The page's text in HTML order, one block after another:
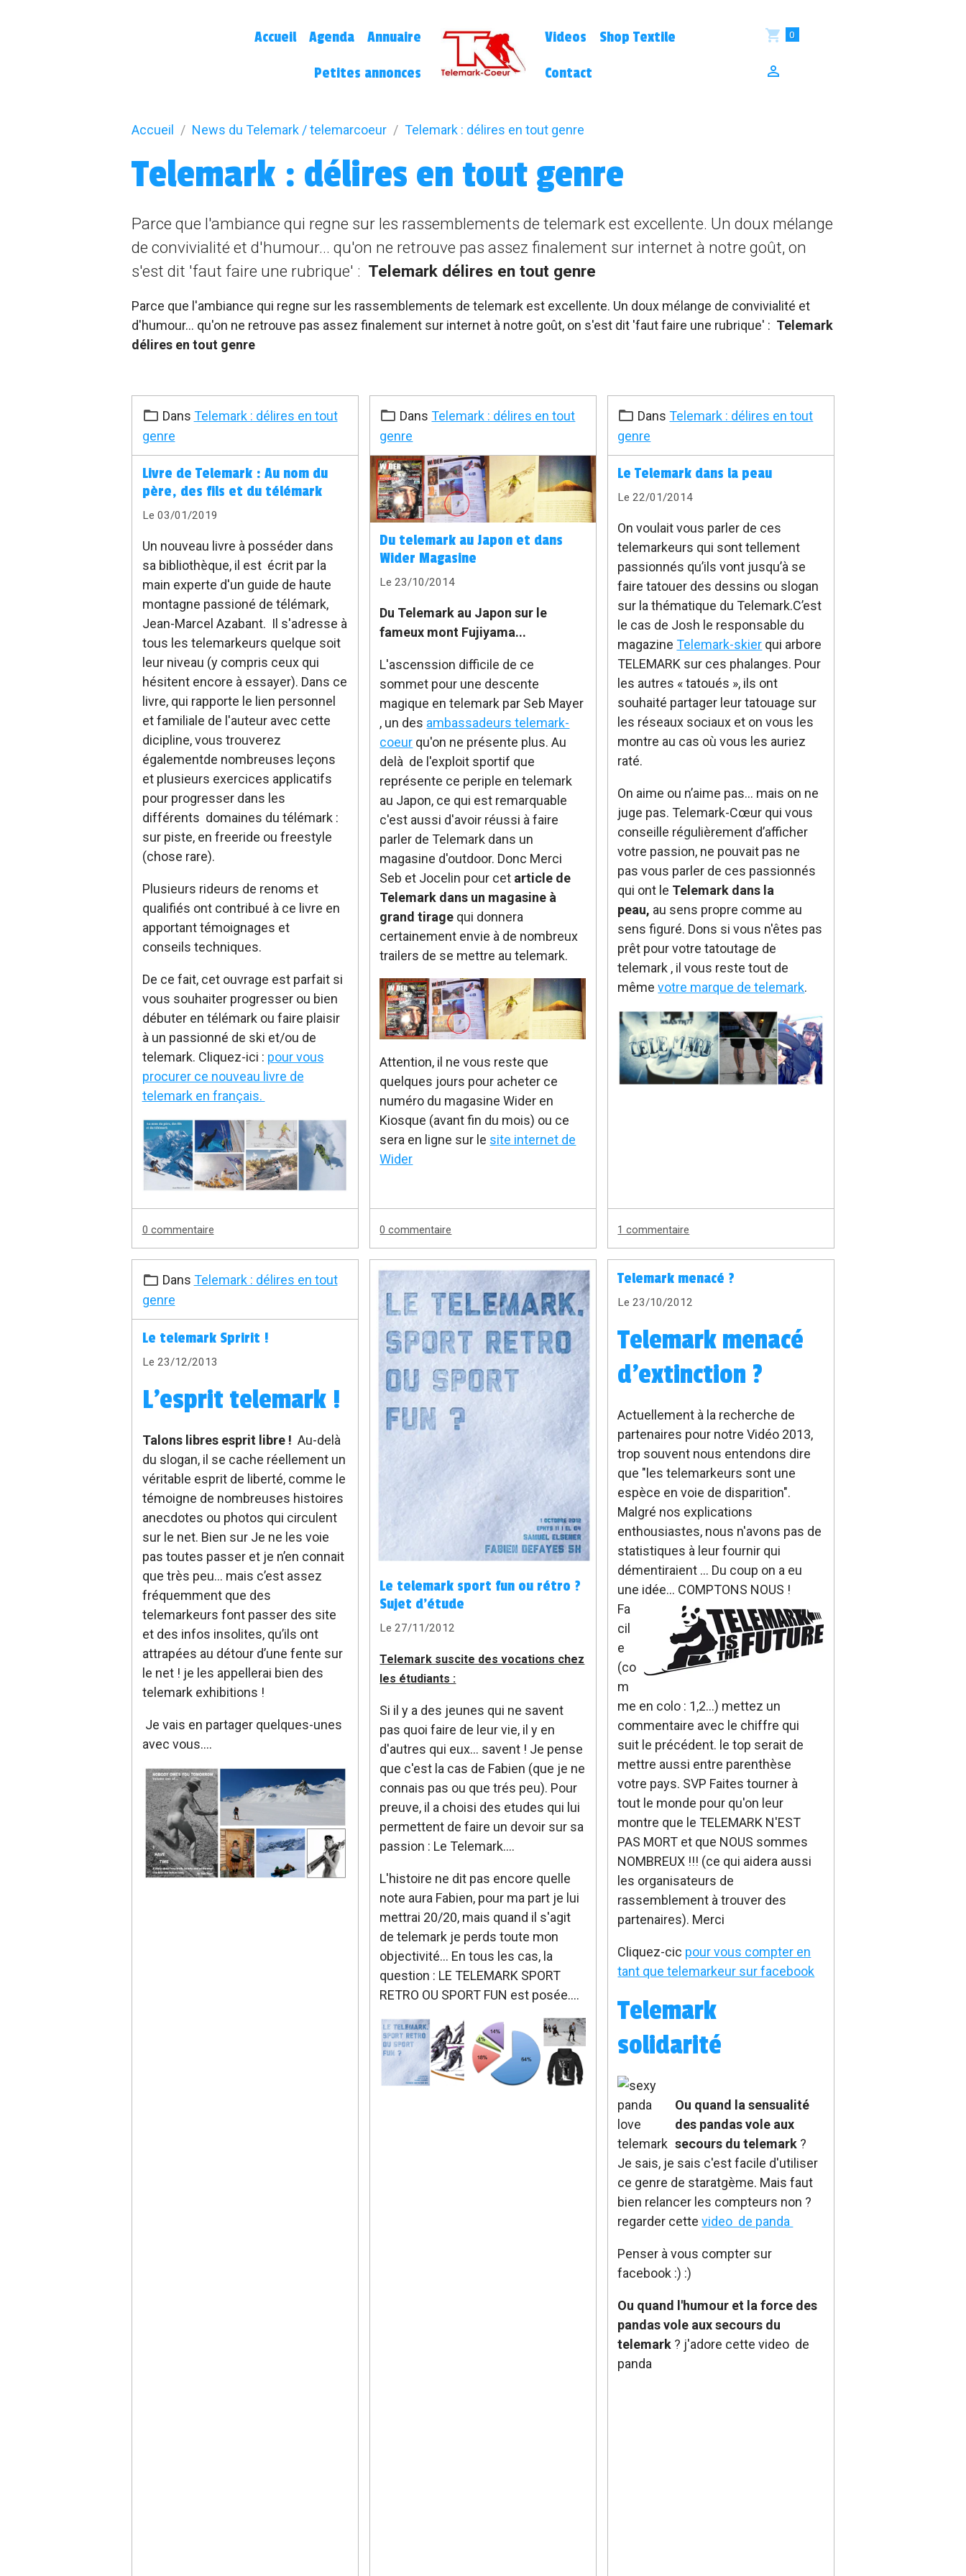
Accueil Agenda Annuaire
Petites annonces
Videos Shop Textile
Contact
0
Accueil News du Telemark / telemarcoeur Telemark : délires en tout genre
Telemark : délires en tout genre
Parce que l'ambiance qui regne sur les rassemblements de telemark est excellente. Un doux mélange
de convivialité et d'humour... qu'on ne retrouve pas assez finalement sur internet à notre goût, on
s'est dit 'faut faire une rubrique' : Telemark délires en tout genre
Parce que l'ambiance qui regne sur les rassemblements de telemark est excellente. Un doux mélange de convivialité et
d'humour... qu'on ne retrouve pas assez finalement sur internet à notre goût, on s'est dit 'faut faire une rubrique' : Telemark
délires en tout genre
Dans Telemark : délires en tout
genre
Livre de Telemark : Au nom du
père, des fils et du télémark
Le 03/01/2019
Un nouveau livre à posséder dans
sa bibliothèque, il est écrit par la
main experte d'un guide de haute
montagne passioné de télémark,
Jean-Marcel Azabant. Il s'adresse à
tous les telemarkeurs quelque soit
leur niveau (y compris ceux qui
hésitent encore à essayer). Dans ce
livre, qui rapporte le lien personnel
et familiale de l'auteur avec cette
dicipline, vous trouverez
égalementde nombreuses leçons
et plusieurs exercices applicatifs
pour progresser dans les
différents domaines du télémark :
sur piste, en freeride ou freestyle
(chose rare).
Plusieurs rideurs de renoms et
qualifiés ont contribué à ce livre en
apportant témoignages et
conseils techniques.
De ce fait, cet ouvrage est parfait si
vous souhaiter progresser ou bien
débuter en télémark ou faire plaisir
à un passionné de ski et/ou de
telemark. Cliquez-ici : pour vous
procurer ce nouveau livre de
telemark en français.
0 commentaire
DansTelemark : délires en tout
genre
Du telemark au Japon et dans
Wider Magasine
Le 23/10/2014
Du Telemark au Japon sur le
fameux mont Fujiyama...
L'ascenssion difficile de ce
sommet pour une descente
magique en telemark par Seb Mayer
, un des ambassadeurs telemark-
coeur qu'on ne présente plus. Au
delà de l'exploit sportif que
représente ce periple en telemark
au Japon, ce qui est remarquable
c'est aussi d'avoir réussi à faire
parler de Telemark dans un
magasine d'outdoor. Donc Merci
Seb et Jocelin pour cet article de
Telemark dans un magasine à
grand tirage qui donnera
certainement envie à de nombreux
trailers de se mettre au telemark.
Attention, il ne vous reste que
quelques jours pour acheter ce
numéro du magasine Wider en
Kiosque (avant fin du mois) ou ce
sera en ligne sur le site internet de
Wider
0 commentaire
DansTelemark : délires en tout
genre
Le Telemark dans la peau
Le 22/01/2014
On voulait vous parler de ces
telemarkeurs qui sont tellement
passionnés qu’ils vont jusqu’à se
faire tatouer des dessins ou slogan
sur la thématique du Telemark.C’est
le cas de Josh le responsable du
magazineTelemark-skier qui arbore
TELEMARK sur ces phalanges. Pour
les autres « tatoués », ils ont
souhaité partager leur tatouage sur
les réseaux sociaux et on vous les
montre au cas où vous les auriez
raté.
On aime ou n’aime pas… mais on ne
juge pas. Telemark-Cœur qui vous
conseille régulièrement d’afficher
votre passion, ne pouvait pas ne
pas vous parler de ces passionnés
qui ont le Telemark dans la
peau, au sens propre comme au
sens figuré. Dons si vous n'êtes pas
prêt pour votre tatoutage de
telemark , il vous reste tout de
mêmevotre marque de telemark.
1 commentaire
Dans Telemark : délires en tout
genre
Le telemark Spririt !
Le 23/12/2013
L'esprit telemark !
Talons libres esprit libre ! Au-delà
du slogan, il se cache réellement un
véritable esprit de liberté, comme le
témoigne de nombreuses histoires
anecdotes ou photos qui circulent
sur le net. Bien sur Je ne les voie
pas toutes passer et je n’en connait
que très peu… mais c’est assez
fréquemment que des
telemarkeurs font passer des site
et des infos insolites, qu’ils ont
attrapées au détour d’une fente sur
le net ! je les appellerai bien des
telemark exhibitions !
Je vais en partager quelques-unes
avec vous….
Le telemark sport fun ou rétro ?
Sujet d'étude
Le 27/11/2012
Telemark suscite des vocations chez
les étudiants :
Si il y a des jeunes qui ne savent
pas quoi faire de leur vie, il y en
d'autres qui eux... savent ! Je pense
que c'est la cas de Fabien (que je ne
connais pas ou que trés peu). Pour
preuve, il a choisi des etudes qui lui
permettent de faire un devoir sur sa
passion : Le Telemark....
L'histoire ne dit pas encore quelle
note aura Fabien, pour ma part je lui
mettrai 20/20, mais quand il s'agit
de telemark je perds toute mon
objectivité... En tous les cas, la
question : LE TELEMARK SPORT
RETRO OU SPORT FUN est posée....
Telemark menacé ?
Le 23/10/2012
Telemark menacé
d'extinction ?
Actuellement à la recherche de
partenaires pour notre Vidéo 2013,
trop souvent nous entendons dire
que "les telemarkeurs sont une
espèce en voie de disparition".
Malgré nos explications
enthousiastes, nous n'avons pas de
statistiques à leur fournir qui
démentiraient ... Du coup on a eu
une idée... COMPTONS NOUS !
Fa
cil
e
(co
m
me en colo : 1,2...) mettez un
commentaire avec le chiffre qui
suit le précédent. le top serait de
mettre aussi entre parenthèse
votre pays. SVP Faites tourner à
tout le monde pour qu'on leur
montre que le TELEMARK N'EST
PAS MORT et que NOUS sommes
NOMBREUX !!! (ce qui aidera aussi
les organisateurs de
rassemblement à trouver des
partenaires). Merci
Cliquez-cic pour vous compter en
tant que telemarkeur sur facebook
Telemark
solidarité
Ou quand la sensualité
des pandas vole aux
secours du telemark ?
Je sais, je sais c'est facile d'utiliser
ce genre de staratgème. Mais faut
bien relancer les compteurs non ?
regarder cettevideo de panda
Penser à vous compter sur
facebook :) :)
Ou quand l'humour et la force des
pandas vole aux secours du
telemark ? j'adore cette video de
panda